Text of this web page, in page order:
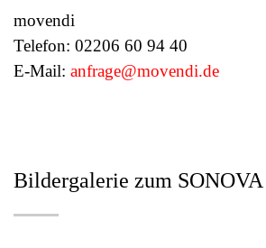
movendi
Telefon: 02206 60 94 40
E-Mail: anfrage@movendi.de
Bildergalerie zum